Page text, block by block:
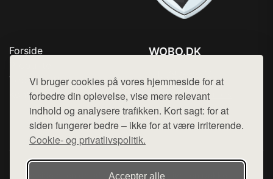
Vi bruger cookies på vores hjemmeside for at
forbedre din oplevelse, vise mere relevant
indhold og analysere trafikken. Kort sagt: for at
siden fungerer bedre – ikke for at være irriterende.
Cookie- og privatlivspolitik.
Accepter alle
Forside
Top Rabatter
Kontakt
WOBO.DK
Mail: hej@want.dk
Cookie- og privatlivspolitik
Denne side er en del af want.dk, der udgiver en række